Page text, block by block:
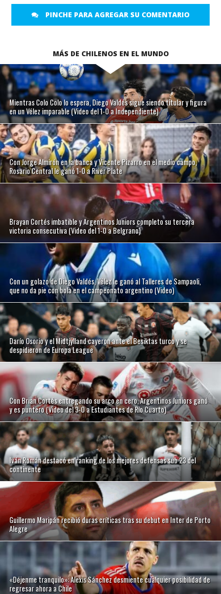
PINCHE PARA AGREGAR SU COMENTARIO
MÁS DE CHILENOS EN EL MUNDO
Mientras Colo Colo lo espera, Diego Valdés sigue siendo titular y figura
en un Vélez imparable (Video del 1-0 a Independiente)
Con Jorge Almirón en la banca y Vicente Pizarro en el medio campo,
Rosario Central le ganó 1-0 a River Plate
Brayan Cortés imbatible y Argentinos Juniors completo su tercera
victoria consecutiva (Video del 1-0 a Belgrano)
Con un golazo de Diego Valdés, Vélez le ganó al Talleres de Sampaoli,
que no da pie con bola en el campeonato argentino (Video)
Darío Osorio y el Midtjylland cayeron ante el Besiktas turco y se
despidieron de Europa League
Con Brian Cortés entregando su arco en cero, Argentinos Juniors ganó
y es puntero (Video del 3-0 a Estudiantes de Río Cuarto)
Iván Román destacó en ranking de los mejores defensas sub 23 del
continente
Guillermo Maripán recibió duras críticas tras su debut en Inter de Porto
Alegre
«Déjenme tranquilo»: Alexis Sánchez desmiente cualquier posibilidad de
regresar ahora a Chile